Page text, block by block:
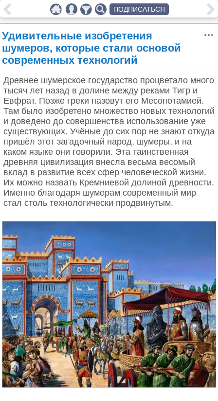
Удивительные изобретения
шумеров, которые стали основой
современных технологий
Древнее шумерское государство процветало много
тысяч лет назад в долине между реками Тигр и
Евфрат. Позже греки назовут его Месопотамией.
Там было изобретено множество новых технологий
и доведено до совершенства использование уже
существующих. Учёные до сих пор не знают откуда
пришёл этот загадочный народ, шумеры, и на
каком языке они говорили. Эта таинственная
древняя цивилизация внесла весьма весомый
вклад в развитие всех сфер человеческой жизни.
Их можно назвать Кремниевой долиной древности.
Именно благодаря шумерам современный мир
стал столь технологически продвинутым.
ПОДПИСАТЬСЯ